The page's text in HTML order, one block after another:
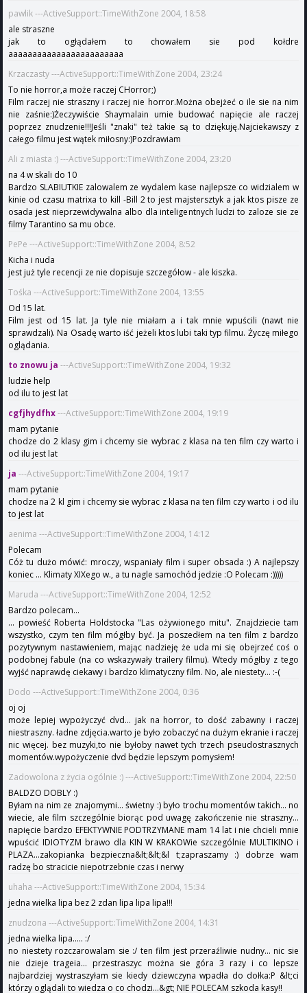
pawlik ---ActiveSupport::TimeWithZone 2004, 18:58
ale straszne
jak to ogłądałem to chowałem sie pod kołdre
aaaaaaaaaaaaaaaaaaaaaaaa
Krzaczasty ---ActiveSupport::TimeWithZone 2004, 23:24
To nie horror,a może raczej CHorror;)
Film raczej nie straszny i raczej nie horror.Można obejżeć o ile sie na nim
nie zaśnie:)Żeczywiście Shaymalain umie budować napięcie ale raczej
poprzez znudzenie!!!Jeśli "znaki" też takie są to dziękuję.Najciekawszy z
całego filmu jest wątek miłosny:)Pozdrawiam
Ali z miasta :) ---ActiveSupport::TimeWithZone 2004, 23:20
na 4 w skali do 10
Bardzo SLABIUTKIE zalowalem ze wydalem kase najlepsze co widzialem w
kinie od czasu matrixa to kill -Bill 2 to jest majstersztyk a jak ktos pisze ze
osada jest nieprzewidywalna albo dla inteligentnych ludzi to zaloze sie ze
filmy Tarantino sa mu obce.
PePe ---ActiveSupport::TimeWithZone 2004, 8:52
Kicha i nuda
jest już tyle recencji ze nie dopisuje szczegółow - ale kiszka.
Tośka ---ActiveSupport::TimeWithZone 2004, 13:55
Od 15 lat.
Film jest od 15 lat. Ja tyle nie miałam a i tak mnie wpuścili (nawt nie
sprawdzali). Na Osadę warto iść jeżeli ktos lubi taki typ filmu. Życzę miłego
oglądania.
to znowu ja ---ActiveSupport::TimeWithZone 2004, 19:32
ludzie help
od ilu to jest lat
cgfjhydfhx---ActiveSupport::TimeWithZone 2004, 19:19
mam pytanie
chodze do 2 klasy gim i chcemy sie wybrac z klasa na ten film czy warto i
od ilu jest lat
ja ---ActiveSupport::TimeWithZone 2004, 19:17
mam pytanie
chodze na 2 kl gim i chcemy sie wybrac z klasa na ten film czy warto i od ilu
to jest lat
aenima ---ActiveSupport::TimeWithZone 2004, 14:12
Polecam
Cóż tu dużo mówić: mroczy, wspaniały film i super obsada :) A najlepszy
koniec ... Klimaty XIXego w., a tu nagle samochód jedzie :O Polecam :)))))
Maruda ---ActiveSupport::TimeWithZone 2004, 12:52
Bardzo polecam...
... powieść Roberta Holdstocka "Las ożywionego mitu". Znajdziecie tam
wszystko, czym ten film mógłby być. Ja poszedłem na ten film z bardzo
pozytywnym nastawieniem, mając nadzieję że uda mi się obejrzeć coś o
podobnej fabule (na co wskazywały trailery filmu). Wtedy mógłby z tego
wyjść naprawdę ciekawy i bardzo klimatyczny film. No, ale niestety... :-(
Dodo ---ActiveSupport::TimeWithZone 2004, 0:36
oj oj
może lepiej wypożyczyć dvd... jak na horror, to dość zabawny i raczej
niestraszny. ładne zdjęcia.warto je było zobaczyć na dużym ekranie i raczej
nic więcej. bez muzyki,to nie byłoby nawet tych trzech pseudostrasznych
momentów.wypożyczenie dvd będzie lepszym pomysłem!
Zadowolona z życia ogólnie :) ---ActiveSupport::TimeWithZone 2004, 22:50
BALDZO DOBLY :)
Byłam na nim ze znajomymi... świetny :) było trochu momentów takich... no
wiecie, ale film szczególnie biorąc pod uwagę zakończenie nie straszny...
napięcie bardzo EFEKTYWNIE PODTRZYMANE mam 14 lat i nie chcieli mnie
wpuścić IDIOTYZM brawo dla KIN W KRAKOWie szczególnie MULTIKINO i
PLAZA...zakopianka bezpieczna&lt;&lt;&l t;zapraszamy :) dobrze wam
radzę bo stracicie niepotrzebnie czas i nerwy
uhaha ---ActiveSupport::TimeWithZone 2004, 15:34
jedna wielka lipa bez 2 zdan lipa lipa lipa!!!
znudzona ---ActiveSupport::TimeWithZone 2004, 14:31
jedna wielka lipa..... :/
no niestety rozczarowalam sie :/ ten film jest przeraźliwie nudny... nic sie
nie dzieje trageia... przestraszyc można sie góra 3 razy i co lepsze
najbardziej wystraszyłam sie kiedy dziewczyna wpadła do dołka:P &lt;ci
którzy oglądali to wiedza o co chodzi...&gt; NIE POLECAM szkoda kasy!!